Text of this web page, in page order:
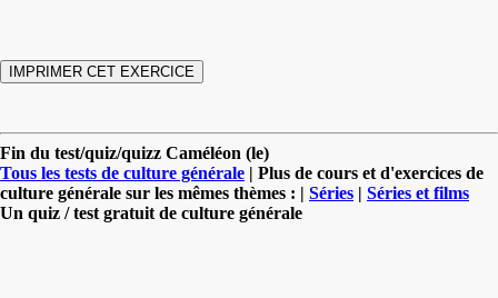
Fin du test/quiz/quizz Caméléon (le)
Tous les tests de culture générale | Plus de cours et d'exercices de
culture générale sur les mêmes thèmes : | Séries | Séries et films
Un quiz / test gratuit de culture générale